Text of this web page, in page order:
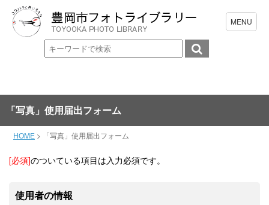
「写真」使用届出フォーム
HOME > 「写真」使用届出フォーム
[必須]のついている項目は入力必須です。
使用者の情報